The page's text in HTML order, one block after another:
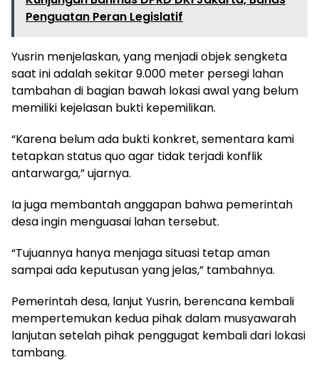
Penguatan Peran Legislatif
Yusrin menjelaskan, yang menjadi objek sengketa
saat ini adalah sekitar 9.000 meter persegi lahan
tambahan di bagian bawah lokasi awal yang belum
memiliki kejelasan bukti kepemilikan.
“Karena belum ada bukti konkret, sementara kami
tetapkan status quo agar tidak terjadi konflik
antarwarga,” ujarnya.
Ia juga membantah anggapan bahwa pemerintah
desa ingin menguasai lahan tersebut.
“Tujuannya hanya menjaga situasi tetap aman
sampai ada keputusan yang jelas,” tambahnya.
Pemerintah desa, lanjut Yusrin, berencana kembali
mempertemukan kedua pihak dalam musyawarah
lanjutan setelah pihak penggugat kembali dari lokasi
tambang.